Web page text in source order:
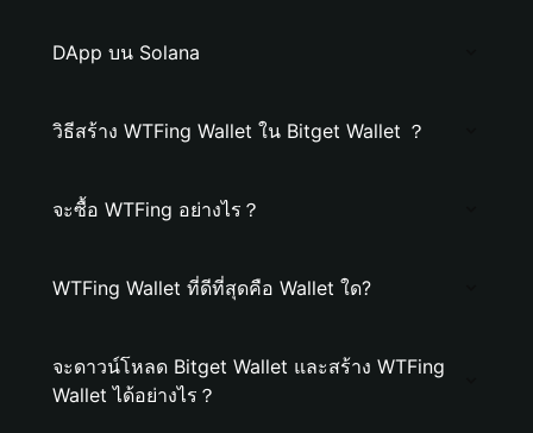
DApp บน Solana
วิธีสร้าง WTFing Wallet ใน Bitget Wallet ？
จะซื้อ WTFing อย่างไร？
WTFing Wallet ที่ดีที่สุดคือ Wallet ใด?
จะดาวน์โหลด Bitget Wallet และสร้าง WTFing
Wallet ได้อย่างไร？